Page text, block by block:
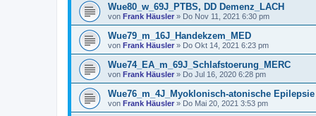
Wue80_w_69J_PTBS, DD Demenz_LACH
von Frank Häusler » Do Nov 11, 2021 6:30 pm
Wue79_m_16J_Handekzem_MED
von Frank Häusler » Do Okt 14, 2021 6:23 pm
Wue74_EA_m_69J_Schlafstoerung_MERC
von Frank Häusler » Do Jul 16, 2020 6:28 pm
Wue76_m_4J_Myoklonisch-atonische Epilepsie
von Frank Häusler » Do Mai 20, 2021 3:53 pm